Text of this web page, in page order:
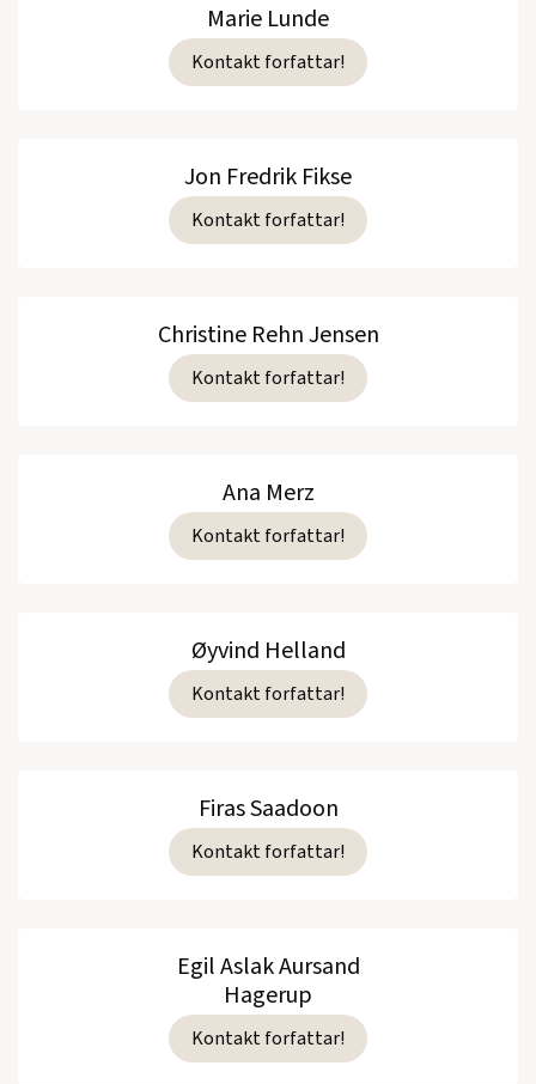
Marie Lunde
Kontakt forfattar!
Jon Fredrik Fikse
Kontakt forfattar!
Christine Rehn Jensen
Kontakt forfattar!
Ana Merz
Kontakt forfattar!
Øyvind Helland
Kontakt forfattar!
Firas Saadoon
Kontakt forfattar!
Egil Aslak Aursand
Hagerup
Kontakt forfattar!